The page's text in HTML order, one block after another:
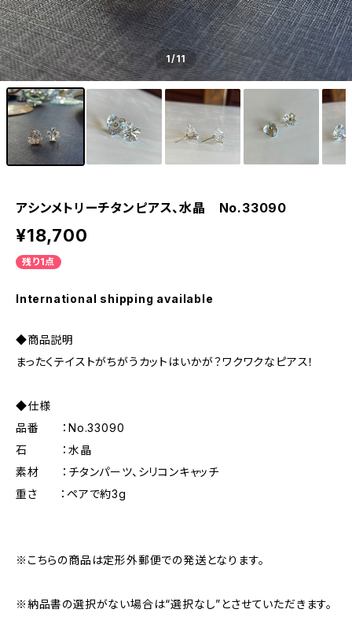
1/11
アシンメトリーチタンピアス、水晶 No.33090
¥18,700
残り1点
International shipping available
◆商品説明
まったくテイストがちがうカットはいかが？ワクワクなピアス！
◆仕様
品番 ：No.33090
石 ：水晶
素材 ：チタンパーツ、シリコンキャッチ
重さ ：ペアで約3g
※こちらの商品は定形外郵便での発送となります。
※納品書の選択がない場合は“選択なし”とさせていただきます。